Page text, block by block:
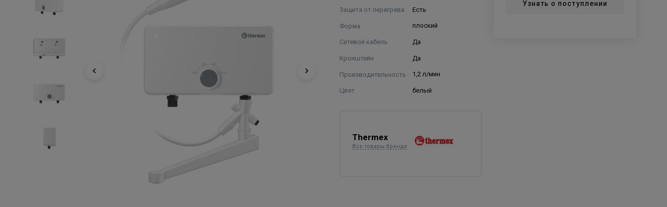
Защита от перегрева Есть
Форма плоский
Сетевой кабель Да
Кронштейн Да
Производительность 1,2 л/мин
Цвет белый
Thermex
Все товары бренда
Узнать о поступлении